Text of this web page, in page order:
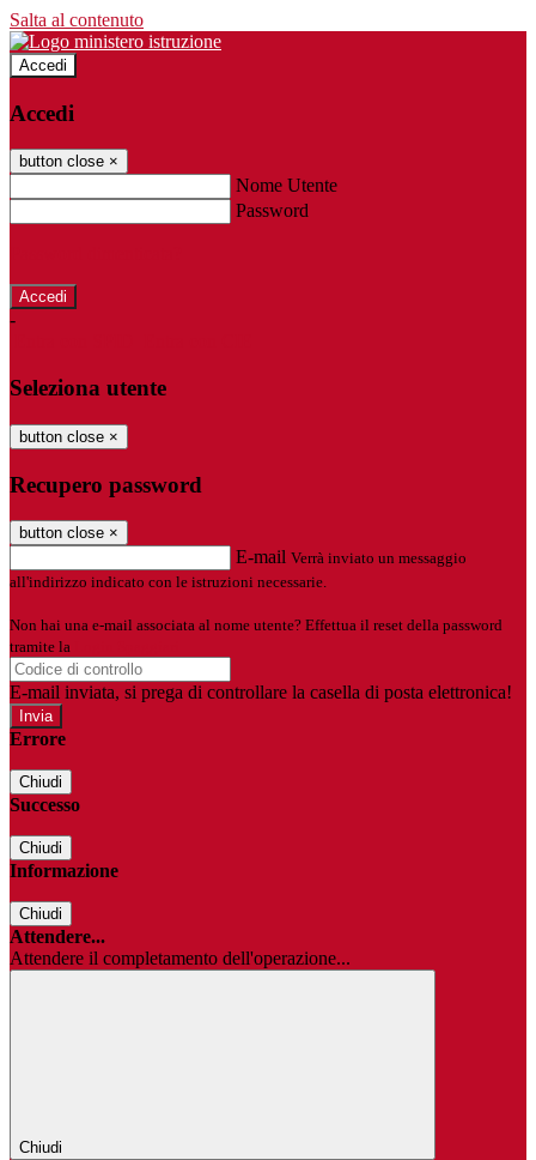
Salta al contenuto
Accedi
Accedi
button close ×
Nome Utente
Password
-
Seleziona utente
button close ×
Recupero password
button close ×
E-mail Verrà inviato un messaggio
all'indirizzo indicato con le istruzioni necessarie.
Non hai una e-mail associata al nome utente? Effettua il reset della password
tramite la
E-mail inviata, si prega di controllare la casella di posta elettronica!
Errore
Chiudi
Successo
Chiudi
Informazione
Chiudi
Attendere...
Attendere il completamento dell'operazione...
Chiudi